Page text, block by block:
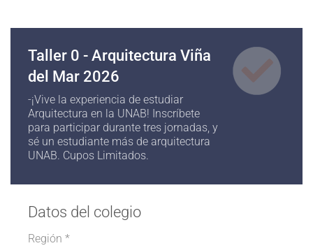
Taller 0 - Arquitectura Viña
del Mar 2026
-¡Vive la experiencia de estudiar
Arquitectura en la UNAB! Inscríbete
para participar durante tres jornadas, y
sé un estudiante más de arquitectura
UNAB. Cupos Limitados.
Datos del colegio
Región *